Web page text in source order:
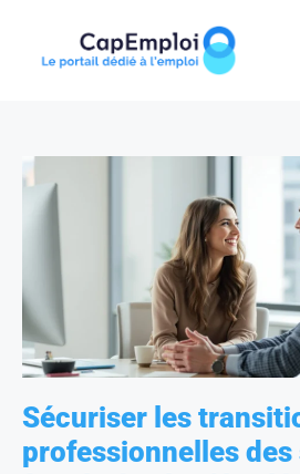
content
Sécuriser les
professionnelles des